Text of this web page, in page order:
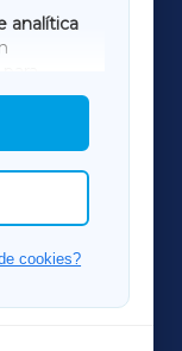
analítica
das
cookies?